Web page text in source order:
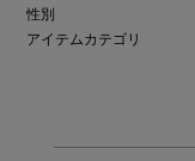
性別
アイテムカテゴリ